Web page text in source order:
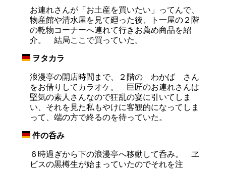
お連れさんが「お土産を買いたい」ってんで、
物産館や清水屋を見て廻った後、ト一屋の２階
の乾物コーナーへ連れて行きお薦め商品を紹
介。 結局ここで買っていた。
ヲタカラ
浪漫亭の開店時間まで、２階の わかば さん
をお借りしてカラオケ。 巨匠のお連れさんは
堅気の素人さんなので狂乱の宴に引いてしま
い、それを見た私もやけに客観的になってしま
って、端の方で終るのを待っていた。
件の呑み
６時過ぎから下の浪漫亭へ移動して呑み。 ヱ
ビスの黒樽生が始まっていたのでそれを注